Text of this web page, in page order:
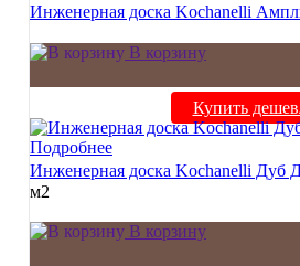
Инженерная доска Kochanelli
В корзину
Купить
Подробнее
Инженерная доска Kochanelli Дуб
м2
В корзину